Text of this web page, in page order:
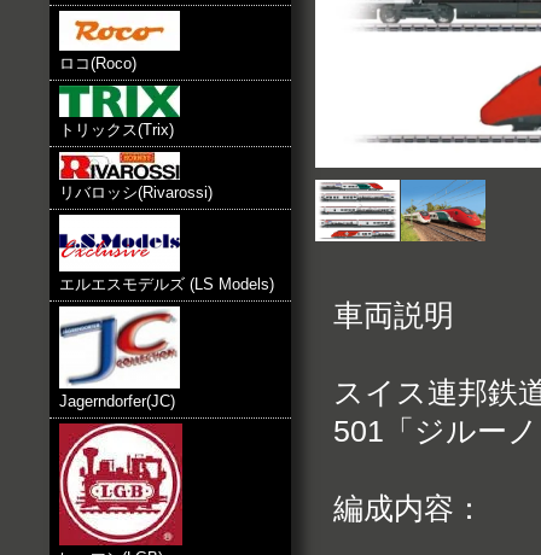
ロコ(Roco)
トリックス(Trix)
リバロッシ(Rivarossi)
エルエスモデルズ (LS Models)
Jagerndorfer(JC)
車両説明
スイス連邦鉄
501「ジルー
編成内容：